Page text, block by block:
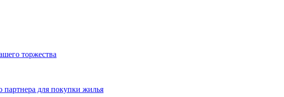
торжества
для покупки жилья